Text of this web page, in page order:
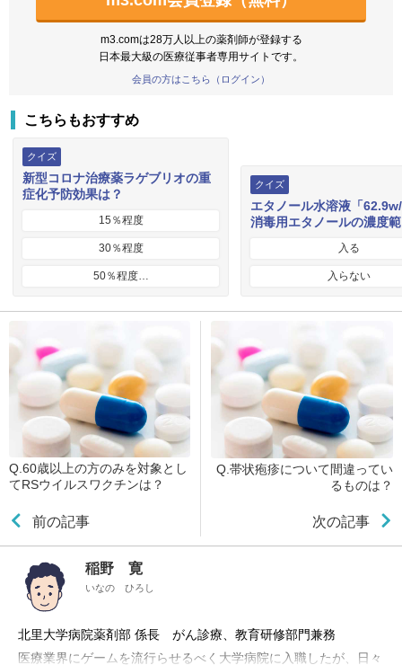
m3.comは28万人以上の薬剤師が登録する
日本最大級の医療従事者専用サイトです。
会員の方はこちら（ログイン）
こちらもおすすめ
クイズ
新型コロナ治療薬ラゲブリオの重
症化予防効果は？
15％程度
30％程度
50％程度…
クイズ
エタノール水溶液「
消毒用エタノールの濃度
入る
入らない
Q.60歳以上の方のみを対象とし
てRSウイルスワクチンは？
前の記事
Q.帯状疱疹について間違ってい
るものは？
次の記事
稲野 寛
いなの ひろし
北里大学病院薬剤部 係長 がん診療、教育研修部門兼務
医療業界にゲームを流行らせるべく大学病院に入職したが、日々